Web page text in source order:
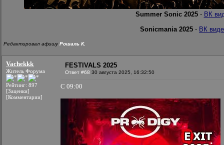
Summer Sonic 2025- ВК
Sonicmania 2025 - ВК
Редактировал афишуРошаль К.
Vachekkk
Житель Форума
Рейтинг: 897
[Заценки]
[Комментарии]
FESTIVALS 2025
Ответ #68 30 августа 2025, 16:32:50
С 09:00